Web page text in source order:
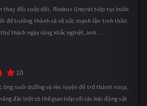
thay đổi cuộc đời, Rudeus Greyrat tiếp tục bước
để trưởng thành cả về sức mạnh lẫn tinh thần.
thách ngày càng khắc nghiệt, anh ...
10
ông nuôi dưỡng và rèn luyện để trở thành ninja,
đặc biệt có thể giao tiếp với các loài động vật.